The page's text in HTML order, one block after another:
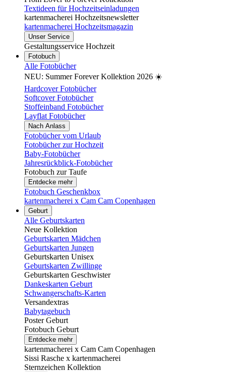
Textideen für Hochzeitseinladungen
kartenmacherei Hochzeitsnewsletter
kartenmacherei Hochzeitsmagazin
Unser Service
Gestaltungsservice Hochzeit
Fotobuch
Alle Fotobücher
NEU: Summer Forever Kollektion 2026 ☀️
Hardcover Fotobücher
Softcover Fotobücher
Stoffeinband Fotobücher
Layflat Fotobücher
Nach Anlass
Fotobücher vom Urlaub
Fotobücher zur Hochzeit
Baby-Fotobücher
Jahresrückblick-Fotobücher
Fotobuch zur Taufe
Entdecke mehr
Fotobuch Geschenkbox
kartenmacherei x Cam Cam Copenhagen
Geburt
Alle Geburtskarten
Neue Kollektion
Geburtskarten Mädchen
Geburtskarten Jungen
Geburtskarten Unisex
Geburtskarten Zwillinge
Geburtskarten Geschwister
Dankeskarten Geburt
Schwangerschafts-Karten
Versandextras
Babytagebuch
Poster Geburt
Fotobuch Geburt
Entdecke mehr
kartenmacherei x Cam Cam Copenhagen
Sissi Rasche x kartenmacherei
Sternzeichen Kollektion